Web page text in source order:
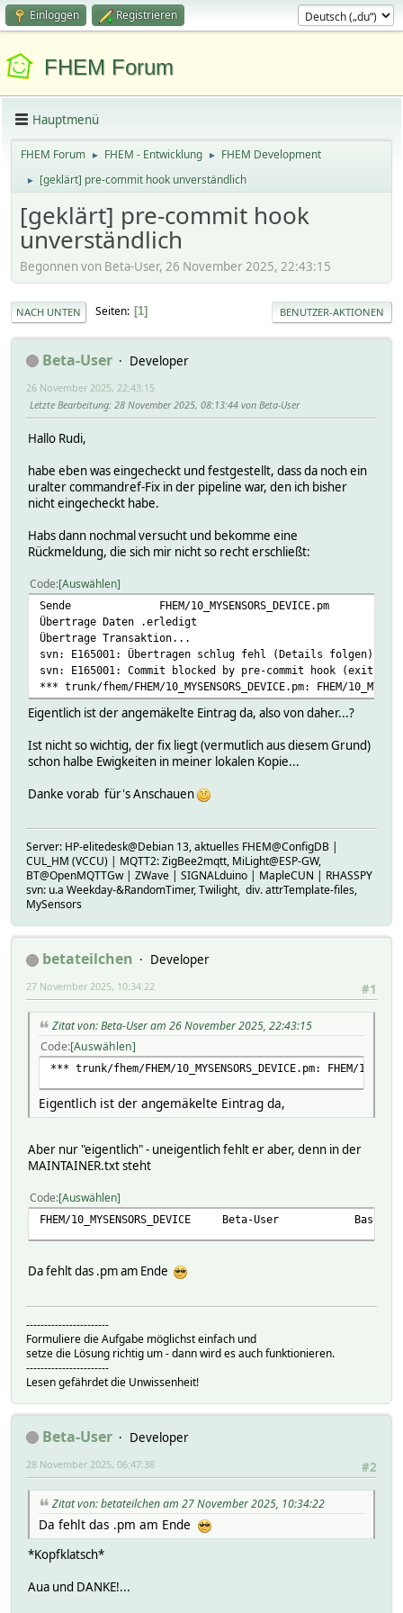
Einloggen Registrieren
FHEM Forum
Hauptmenü
FHEM Forum ► FHEM - Entwicklung ► FHEM Development
► [geklärt] pre-commit hook unverständlich
[geklärt] pre-commit hook
unverständlich
Begonnen von Beta-User, 26 November 2025, 22:43:15
NACH UNTEN Seiten 1 BENUTZER-AKTIONEN
Beta-User Developer
26 November 2025, 22:43:15
Letzte Bearbeitung: 28 November 2025, 08:13:44 von Beta-User
Hallo Rudi,
habe eben was eingecheckt und festgestellt, dass da noch ein
uralter commandref-Fix in der pipeline war, den ich bisher
nicht eingecheckt habe.
Habs dann nochmal versucht und bekomme eine
Rückmeldung, die sich mir nicht so recht erschließt:
Code Auswählen
Sende FHEM/10_MYSENSORS_DEVICE.pm
Übertrage Daten .erledigt
Übertrage Transaktion...
svn: E165001: Übertragen schlug fehl (Details folgen):
svn: E165001: Commit blocked by pre-commit hook (exit
*** trunk/fhem/FHEM/10_MYSENSORS_DEVICE.pm: FHEM/
Eigentlich ist der angemäkelte Eintrag da, also von daher...?
Ist nicht so wichtig, der fix liegt (vermutlich aus diesem Grund)
schon halbe Ewigkeiten in meiner lokalen Kopie...
Danke vorab für's Anschauen
Server: HP-elitedesk@Debian 13, aktuelles FHEM@ConfigDB |
CUL_HM (VCCU) | MQTT2: ZigBee2mqtt, MiLight@ESP-GW,
BT@OpenMQTTGw | ZWave | SIGNALduino | MapleCUN | RHASSPY
svn: u.a Weekday-&RandomTimer, Twilight, div. attrTemplate-files,
MySensors
betateilchen
Developer
#1
27 November 2025, 10:34:22
Zitat von: Beta-User am 26 November 2025, 22:43:15
Code Auswählen
*** trunk/fhem/FHEM/10_MYSENSORS_DEVICE.pm: FHEM/
Eigentlich ist der angemäkelte Eintrag da,
Aber nur "eigentlich" - uneigentlich fehlt er aber, denn in der
MAINTAINER.txt steht
Code Auswählen
FHEM/10_MYSENSORS_DEVICE Beta-User
Da fehlt das .pm am Ende
-----------------------
Formuliere die Aufgabe möglichst einfach und
setze die Lösung richtig um - dann wird es auch funktionieren.
-----------------------
Lesen gefährdet die Unwissenheit!
Beta-User
Developer
#2
28 November 2025, 06:47:38
Zitat von: betateilchen am 27 November 2025, 10:34:22
Da fehlt das .pm am Ende
*Kopfklatsch*
Aua und DANKE!...